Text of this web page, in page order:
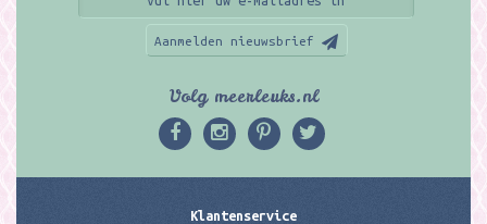
Aanmelden nieuwsbrief
Volg meerleuks.nl
Klantenservice